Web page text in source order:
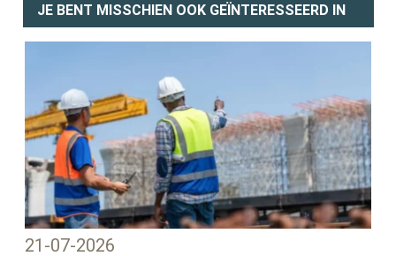
JE BENT MISSCHIEN OOK GEÏNTERESSEERD IN
21-07-2026